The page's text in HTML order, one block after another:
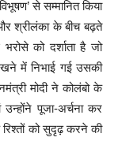
से सम्मानित किया
श्रीलंका के बीच बढ़ते
को दर्शाता है जो
में निभाई गई उसकी
मोदी ने कोलंबो के
उन्होंने पूजा-अर्चना कर
को सुदृढ़ करने की